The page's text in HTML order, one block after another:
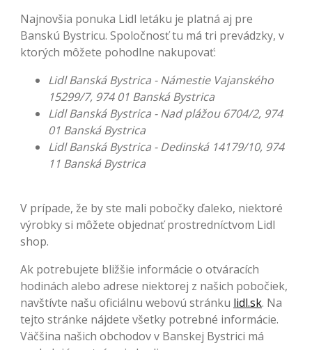
Najnovšia ponuka Lidl letáku je platná aj pre
Banskú Bystricu. Spoločnosť tu má tri prevádzky, v
ktorých môžete pohodlne nakupovať:
Lidl Banská Bystrica - Námestie Vajanského
15299/7, 974 01 Banská Bystrica
Lidl Banská Bystrica - Nad plážou 6704/2, 974
01 Banská Bystrica
Lidl Banská Bystrica - Dedinská 14179/10, 974
11 Banská Bystrica
V prípade, že by ste mali pobočky ďaleko, niektoré
výrobky si môžete objednať prostredníctvom Lidl
shop.
Ak potrebujete bližšie informácie o otváracích
hodinách alebo adrese niektorej z našich pobočiek,
navštívte našu oficiálnu webovú stránku lidl.sk. Na
tejto stránke nájdete všetky potrebné informácie.
Väčšina našich obchodov v Banskej Bystrici má